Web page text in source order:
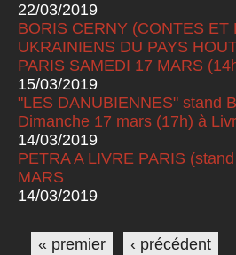
22/03/2019
BORIS CERNY (CONTES ET
UKRAINIENS DU PAYS
PARIS SAMEDI 17 MARS
15/03/2019
"LES DANUBIENNES" stand
Dimanche 17 mars (17h) à
14/03/2019
PETRA A LIVRE PARIS
MARS
14/03/2019
Pages
« premier ‹ précédent